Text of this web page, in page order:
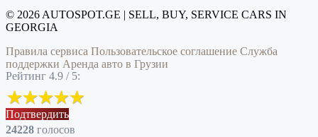
© 2026 AUTOSPOT.GE | SELL, BUY, SERVICE CARS IN
GEORGIA
Правила сервиса Пользовательское соглашение Служба
поддержки Аренда авто в Грузии
Рейтинг 4.9 / 5:
Подтвердить
24228 голоcов